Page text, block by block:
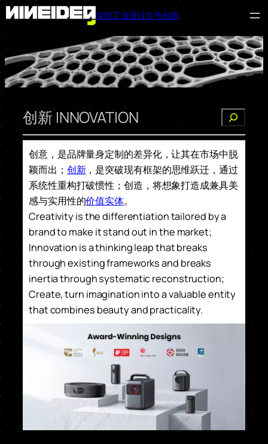
至
内
容
深圳工业设计九号创新
创新 INNOVATION
索
创意，是品牌量身定制的差异化，让其在市场中脱
颖而出； 创新，是突破现有框架的思维跃迁，通过
系统性重构打破惯性；创造，将想象打造成兼具美
感与实用性的价值实体。
Creativity is the differentiation tailored by a
brand to make it stand out in the market;
Innovation is a thinking leap that breaks
through existing frameworks and breaks
inertia through systematic reconstruction;
Create, turn imagination into a valuable entity
that combines beauty and practicality.